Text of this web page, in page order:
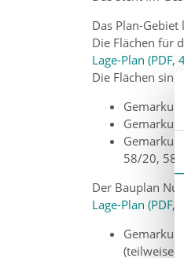
Das Plan-
Die Flächen für
Lage-Plan (PDF,
Die Flächen sind
58/20, 58/
Der Bauplan
Lage-Plan (PDF,
(teilweise)